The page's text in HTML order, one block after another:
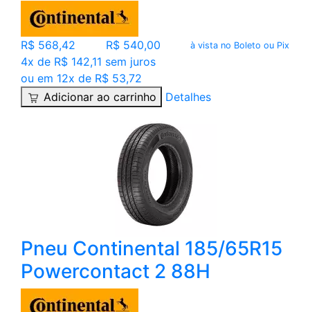
R$ 568,42 R$ 540,00 à vista no Boleto ou Pix
4x de R$ 142,11 sem juros
ou em 12x de R$ 53,72
Adicionar ao carrinho
Detalhes
Pneu Continental 185/65R15
Powercontact 2 88H